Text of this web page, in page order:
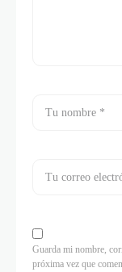
Guarda mi nombre,
próxima vez que